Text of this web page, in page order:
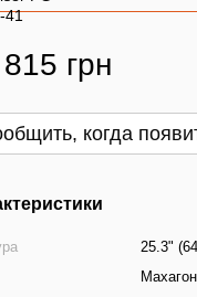
грн
когда
25.3"